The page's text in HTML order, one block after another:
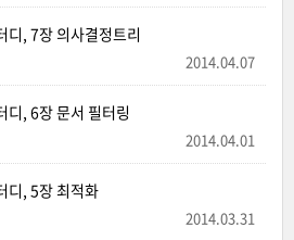
디, 7장 의사결정트리
2014.04.07
디, 6장 문서 필터링
2014.04.01
디, 5장 최적화
2014.03.31